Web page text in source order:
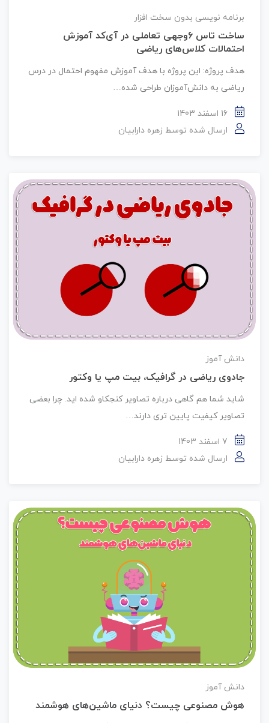
برنامه نویسی بدون سخت افزار
ساخت تاس 6وجهی تعاملی در آی‌کد آموزش
احتمالات کلاس‌های ریاضی
هدف پروژه: این پروژه با هدف آموزش مفهوم احتمال در درس
ریاضی به دانش‌آموزان طراحی شده…
16 اسفند 1403
ارسال شده توسط زهره دارابیان
دانش آموز
جادوی ریاضی در گرافیک، بیت مپ یا وکتور
شاید شما هم گاهی درباره تصاویر کنجکاو شده اید. چرا بعضی
تصاویر کیفیت پایین تری دارند…
7 اسفند 1403
ارسال شده توسط زهره دارابیان
دانش آموز
هوش مصنوعی چیست؟ دنیای ماشین‌های هوشمند